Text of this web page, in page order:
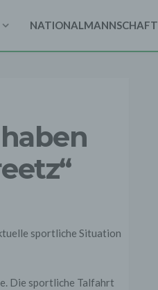
NATIONALMANNSCHAFT
Die sportliche Talfahrt